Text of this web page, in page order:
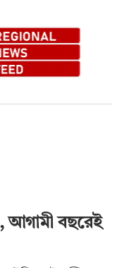
আগামী বছরেই